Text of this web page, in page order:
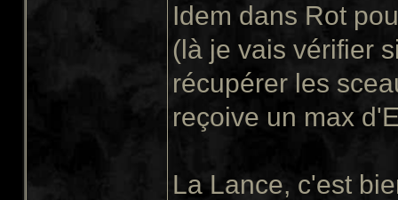
Idem dans Rot
(là je vais vérifier
récupérer les
reçoive un max
La Lance, c'est